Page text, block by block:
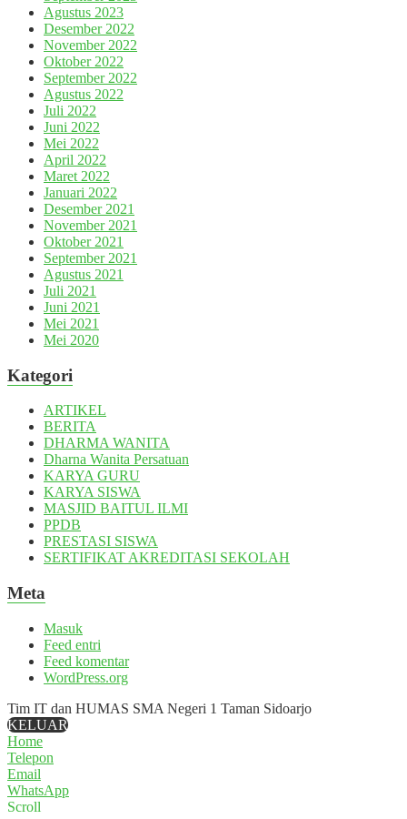
Agustus 2023
Desember 2022
November 2022
Oktober 2022
September 2022
Agustus 2022
Juli 2022
Juni 2022
Mei 2022
April 2022
Maret 2022
Januari 2022
Desember 2021
November 2021
Oktober 2021
September 2021
Agustus 2021
Juli 2021
Juni 2021
Mei 2021
Mei 2020
Kategori
ARTIKEL
BERITA
DHARMA WANITA
Dharna Wanita Persatuan
KARYA GURU
KARYA SISWA
MASJID BAITUL ILMI
PPDB
PRESTASI SISWA
SERTIFIKAT AKREDITASI SEKOLAH
Meta
Masuk
Feed entri
Feed komentar
WordPress.org
Tim IT dan HUMAS SMA Negeri 1 Taman Sidoarjo
KELUAR
Home
Telepon
Email
WhatsApp
Scroll